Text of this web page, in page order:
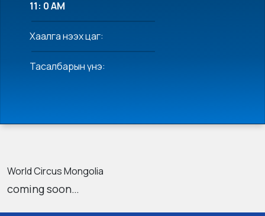
11: 0 AM
Хаалга нээх цаг:
Тасалбарын үнэ:
World Circus Mongolia
coming soon…